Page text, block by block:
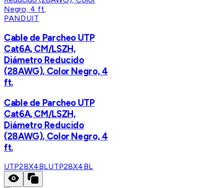
PANDUIT
Cable de Parcheo UTP
Cat6A, CM/LSZH,
Diámetro Reducido
(28AWG), Color Negro, 4
ft.
Cable de Parcheo UTP
Cat6A, CM/LSZH,
Diámetro Reducido
(28AWG), Color Negro, 4
ft.
UTP28X4BLUTP28X4BL